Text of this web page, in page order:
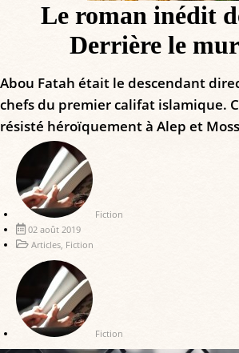
Le roman inédit
Derrière le
Abou Fatah était le descendant
chefs du premier califat islamique.
résisté héroïquement à Alep et
Fiction
02 août 2019
Articles, Fiction
Fiction